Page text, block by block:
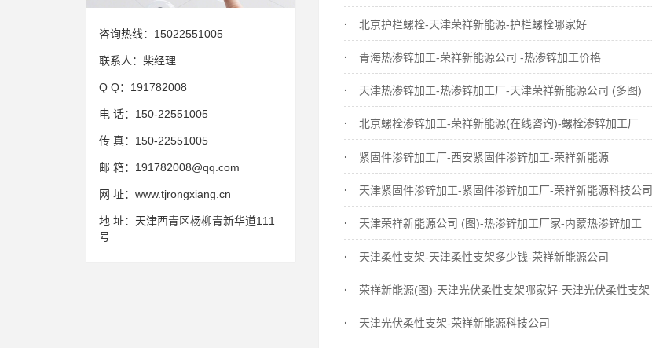
咨询热线： 15022551005
联系人： 柴经理
Q Q： 191782008
电 话： 150-22551005
传 真： 150-22551005
邮 箱： 191782008@qq.com
网 址： www.tjrongxiang.cn
地 址： 天津西青区杨柳青新华道111
号
北京护栏螺栓-天津荣祥新能源-护栏螺栓哪家好
青海热渗锌加工-荣祥新能源公司 -热渗锌加工价格
天津热渗锌加工-热渗锌加工厂-天津荣祥新能源公司 (多图)
北京螺栓渗锌加工-荣祥新能源(在线咨询)-螺栓渗锌加工厂
紧固件渗锌加工厂-西安紧固件渗锌加工-荣祥新能源
天津紧固件渗锌加工-紧固件渗锌加工厂-荣祥新能源科技公司
天津荣祥新能源公司 (图)-热渗锌加工厂家-内蒙热渗锌加工
天津柔性支架-天津柔性支架多少钱-荣祥新能源公司
荣祥新能源(图)-天津光伏柔性支架哪家好-天津光伏柔性支架
天津光伏柔性支架-荣祥新能源科技公司